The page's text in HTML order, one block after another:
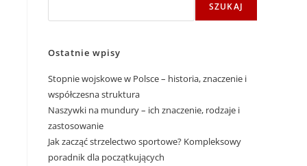
SZUKAJ
Ostatnie wpisy
Stopnie wojskowe w Polsce – historia, znaczenie i
współczesna struktura
Naszywki na mundury – ich znaczenie, rodzaje i
zastosowanie
Jak zacząć strzelectwo sportowe? Kompleksowy
poradnik dla początkujących